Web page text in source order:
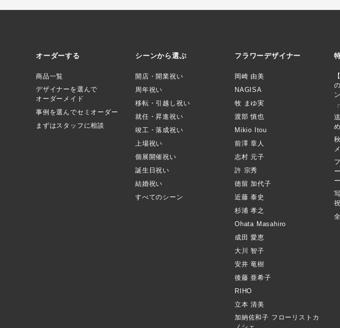
オーダーする
商品一覧
デザイナーを選んで
オーダーメイド
事例を選んでセミオーダー
まずはスタッフに相談
シーンから選ぶ
開店・開業祝い
周年祝い
移転・引越し祝い
就任・昇進祝い
竣工・落成祝い
上場祝い
個展開催祝い
誕生日祝い
結婚祝い
すべてのシーン
フラワーデザイナー
岡崎 由美
NAGISA
牧 まゆ実
渡部 慎也
Mikio Itou
前澤 章人
志村 元子
許 宗秀
徳留 加代子
近藤 泰史
杉浦 孝之
Ohata Masahiro
成田 愛恵
大川 智子
安井 竜樹
後藤 亜希子
RIHO
立本 清美
加納佐和子 フローリストカ
め